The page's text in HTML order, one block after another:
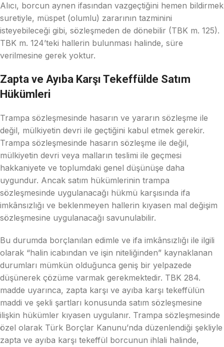
Alıcı, borcun aynen ifasından vazgeçtiğini hemen bildirmek
suretiyle, müspet (olumlu) zararının tazminini
isteyebileceği gibi, sözleşmeden de dönebilir (TBK m. 125).
TBK m. 124’teki hallerin bulunması halinde, süre
verilmesine gerek yoktur.
Zapta ve Ayıba Karşı Tekeffülde Satım
Hükümleri
Trampa sözleşmesinde hasarın ve yararın sözleşme ile
değil, mülkiyetin devri ile geçtiğini kabul etmek gerekir.
Trampa sözleşmesinde hasarın sözleşme ile değil,
mülkiyetin devri veya malların teslimi ile geçmesi
hakkaniyete ve toplumdaki genel düşünüşe daha
uygundur. Ancak satım hükümlerinin trampa
sözleşmesinde uygulanacağı hükmü karşısında ifa
imkânsızlığı ve beklenmeyen hallerin kıyasen mal değişim
sözleşmesine uygulanacağı savunulabilir.
Bu durumda borçlanılan edimle ve ifa imkânsızlığı ile ilgili
olarak “halin icabından ve işin niteliğinden” kaynaklanan
durumları mümkün olduğunca geniş bir yelpazede
düşünerek çözüme varmak gerekmektedir. TBK 284.
madde uyarınca, zapta karşı ve ayıba karşı tekeffülün
maddi ve şekli şartları konusunda satım sözleşmesine
ilişkin hükümler kıyasen uygulanır. Trampa sözleşmesinde
özel olarak Türk Borçlar Kanunu’nda düzenlendiği şekliyle
zapta ve ayıba karşı tekeffül borcunun ihlali halinde,